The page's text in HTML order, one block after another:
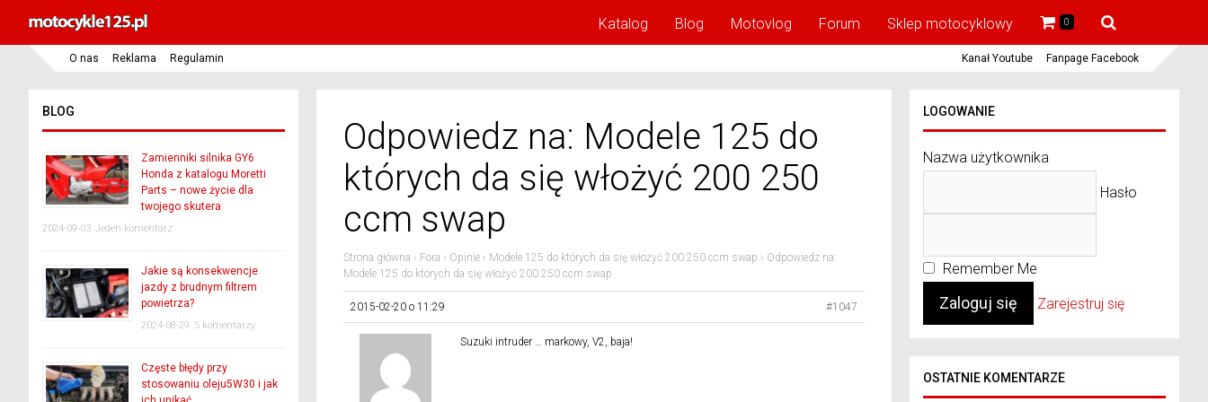
Katalog Blog Motovlog Forum Sklep motocyklowy 0
O nas Reklama Regulamin Kanał Youtube Fanpage Facebook
Odpowiedz na: Modele 125 do
których da się włożyć 200 250
ccm swap
Strona główna › Fora › Opinie › Modele 125 do których da się włożyć 200 250 ccm swap › Odpowiedz na:
Modele 125 do których da się włożyć 200 250 ccm swap
2015-02-20 o 11:29 #1047
Suzuki intruder … markowy, V2, baja!
BLOG
Zamienniki silnika GY6
Honda z katalogu Moretti
Parts – nowe życie dla
twojego skutera
2024-09-03 Jeden komentarz
Jakie są konsekwencje
jazdy z brudnym filtrem
powietrza?
2024-08-29 5 komentarzy
Częste błędy przy
stosowaniu oleju5W30 i jak
LOGOWANIE
Nazwa użytkownika
Hasło
Remember Me
Zarejestruj się
OSTATNIE KOMENTARZE